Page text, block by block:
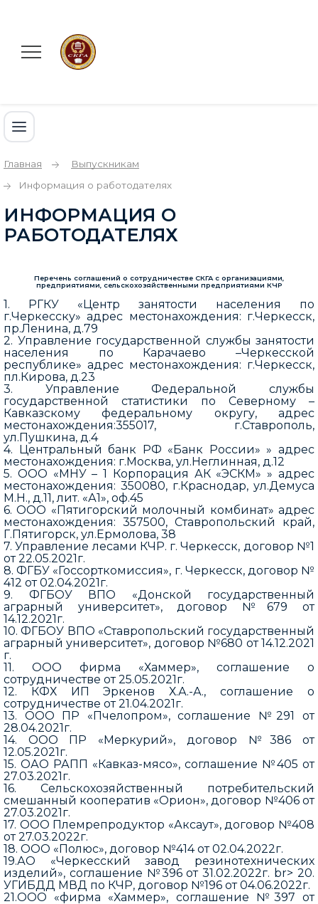
Главная
Выпускникам
Информация о работодателях
ИНФОРМАЦИЯ О
РАБОТОДАТЕЛЯХ
Перечень соглашений о сотрудничестве СКГА с организациями,
предприятиями, сельскохозяйственными предприятиями КЧР
1. РГКУ «Центр занятости населения по
г.Черкесску» адрес местонахождения: г.Черкесск,
пр.Ленина, д.79
2. Управление государственной службы занятости
населения по Карачаево –Черкесской
республике» адрес местонахождения: г.Черкесск,
пл.Кирова, д.23
3. Управление Федеральной службы
государственной статистики по Северному –
Кавказскому федеральному округу, адрес
местонахождения:355017, г.Ставрополь,
ул.Пушкина, д.4
4. Центральный банк РФ «Банк России» » адрес
местонахождения: г.Москва, ул.Неглинная, д.12
5. ООО «МНУ – 1 Корпорация АК «ЭСКМ» » адрес
местонахождения: 350080, г.Краснодар, ул.Демуса
М.Н., д.11, лит. «А1», оф.45
6. ООО «Пятигорский молочный комбинат» адрес
местонахождения: 357500, Ставропольский край,
Г.Пятигорск, ул.Ермолова, 38
7. Управление лесами КЧР. г. Черкесск, договор №1
от 22.05.2021г.
8. ФГБУ «Госсорткомиссия», г. Черкесск, договор №
412 от 02.04.2021г.
9. ФГБОУ ВПО «Донской государственный
аграрный университет», договор №679 от
14.12.2021г.
10. ФГБОУ ВПО «Ставропольский государственный
аграрный университет», договор №680 от 14.12.2021
г.
11. ООО фирма «Хаммер», соглашение о
сотрудничестве от 25.05.2021г.
12. КФХ ИП Эркенов Х.А.-А., соглашение о
сотрудничестве от 21.04.2021г.
13. ООО ПР «Пчелопром», соглашение №291 от
28.04.2021г.
14. ООО ПР «Меркурий», договор №386 от
12.05.2021г.
15. ОАО РАПП «Кавказ-мясо», соглашение №405 от
27.03.2021г.
16. Сельскохозяйственный потребительский
смешанный кооператив «Орион», договор №406 от
27.03.2021г.
17. ООО Племрепродуктор «Аксаут», договор №408
от 27.03.2022г.
18. ООО «Полюс», договор №414 от 02.04.2022г.
19.АО «Черкесский завод резинотехнических
изделий», соглашение №396 от 31.02.2022г. br> 20.
УГИБДД МВД по КЧР, договор №196 от 04.06.2022г.
21.ООО «фирма «Хаммер», соглашение №397 от